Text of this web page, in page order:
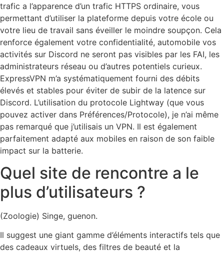
trafic a l’apparence d’un trafic HTTPS ordinaire, vous
permettant d’utiliser la plateforme depuis votre école ou
votre lieu de travail sans éveiller le moindre soupçon. Cela
renforce également votre confidentialité, automobile vos
activités sur Discord ne seront pas visibles par les FAI, les
administrateurs réseau ou d’autres potentiels curieux.
ExpressVPN m’a systématiquement fourni des débits
élevés et stables pour éviter de subir de la latence sur
Discord. L’utilisation du protocole Lightway (que vous
pouvez activer dans Préférences/Protocole), je n’ai même
pas remarqué que j’utilisais un VPN. Il est également
parfaitement adapté aux mobiles en raison de son faible
impact sur la batterie.
Quel site de rencontre a le
plus d’utilisateurs ?
(Zoologie) Singe, guenon.
Il suggest une giant gamme d’éléments interactifs tels que
des cadeaux virtuels, des filtres de beauté et la